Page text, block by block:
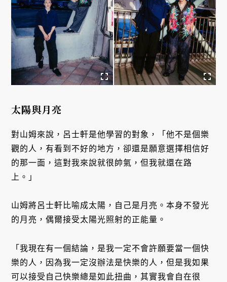
太陽與月亮
對山姆來說，呂士軒是他學習的對象，「他不是個樂
觀的人，有看到不好的地方，卻還是願意選擇相信好
的那一面，這對我來說就很帥氣，但我就還在路
上。」
山姆將呂士軒比喻成太陽，自己是月亮。本身不發光
的月亮，偶爾接受太陽光照射的正能量。
「我現在有一個結論，是我一定不會許願要當一個快
樂的人，因為我一定沒辦法是快樂的人，但是我如果
可以接受自己快樂總是如此扭曲，其實我會自在很